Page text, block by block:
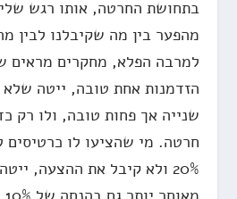
בתחושת החרטה, אותו רגש
מהפער בין מה שקיבלנו לבין
למרבה הפלא, מחקרים מראים
הזדמנות אחת טובה, ייטה שלא
שנייה אך פחות טובה, ולו רק
חרטה. מי שהציעו לו
20% ולא קיבל את ההצעה,